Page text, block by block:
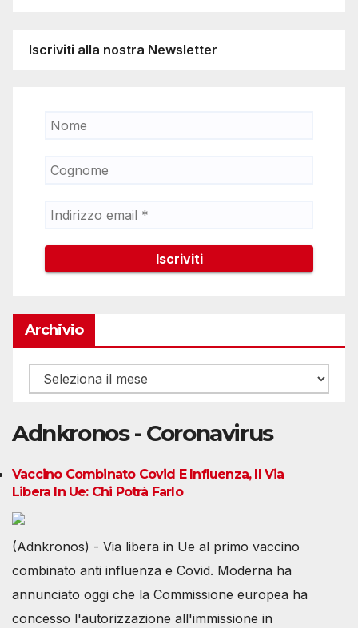
Iscriviti alla nostra Newsletter
Archivio
Archivio
Adnkronos - Coronavirus
Vaccino Combinato Covid E Influenza, Il Via
Libera In Ue: Chi Potrà Farlo
(Adnkronos) - Via libera in Ue al primo vaccino
combinato anti influenza e Covid. Moderna ha
annunciato oggi che la Commissione europea ha
concesso l'autorizzazione all'immissione in